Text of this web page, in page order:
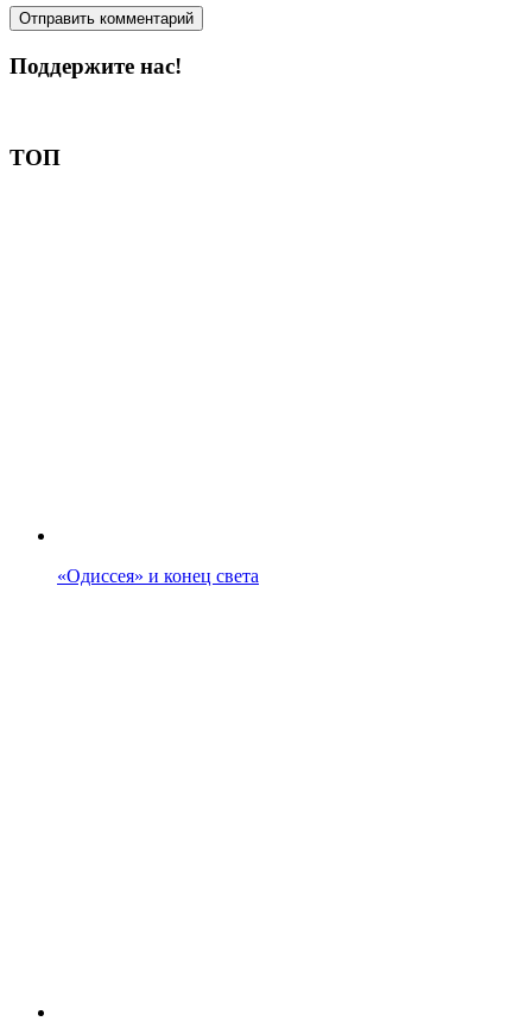
Поддержите нас!
ТОП
«Одиссея» и конец света